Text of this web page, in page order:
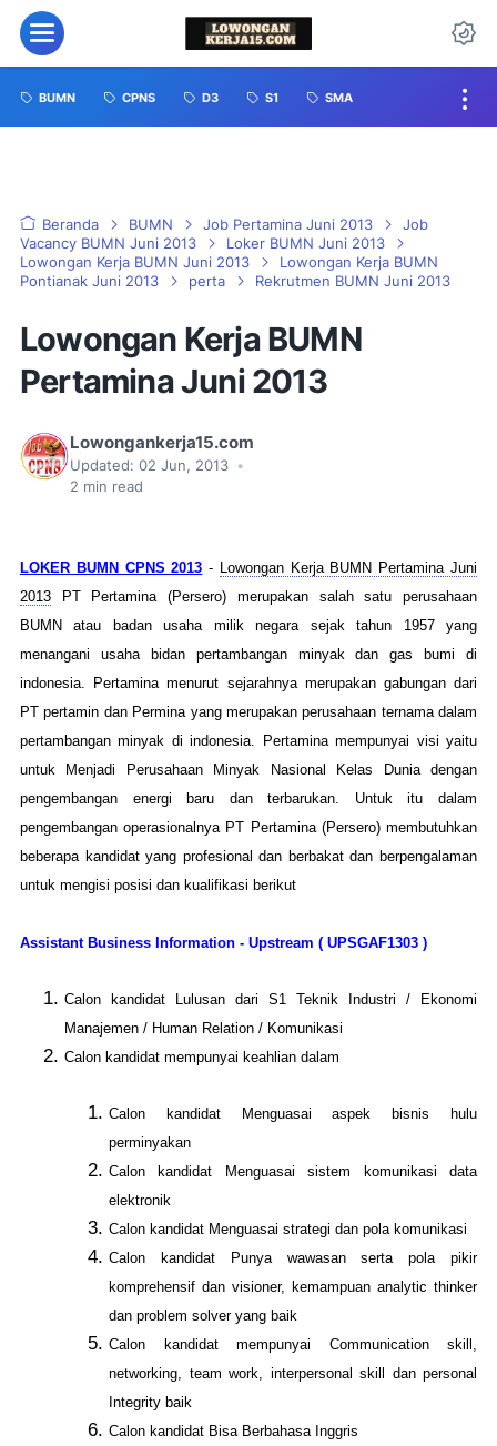
BUMN CPNS D3 S1 SMA
Beranda BUMN Job Pertamina Juni 2013
Job
Vacancy BUMN Juni 2013
Loker BUMN Juni 2013
Lowongan Kerja BUMN Juni 2013
Lowongan Kerja BUMN
Pontianak Juni 2013
perta Rekrutmen BUMN Juni 2013
Lowongan Kerja BUMN
Pertamina Juni 2013
Lowongankerja15.com
Updated: 02 Jun, 2013 •
2 min read
LOKER BUMN CPNS 2013 - Lowongan Kerja BUMN Pertamina Juni
2013 PT Pertamina (Persero) merupakan salah satu perusahaan
BUMN atau badan usaha milik negara sejak tahun 1957 yang
menangani usaha bidan pertambangan minyak dan gas bumi di
indonesia. Pertamina menurut sejarahnya merupakan gabungan dari
PT pertamin dan Permina yang merupakan perusahaan ternama dalam
pertambangan minyak di indonesia. Pertamina mempunyai visi yaitu
untuk Menjadi Perusahaan Minyak Nasional Kelas Dunia dengan
pengembangan energi baru dan terbarukan. Untuk itu dalam
pengembangan operasionalnya PT Pertamina (Persero) membutuhkan
beberapa kandidat yang profesional dan berbakat dan berpengalaman
untuk mengisi posisi dan kualifikasi berikut
Assistant Business Information - Upstream ( UPSGAF1303 )
Calon kandidat Lulusan dari S1 Teknik Industri / Ekonomi
Manajemen / Human Relation / Komunikasi
Calon kandidat mempunyai keahlian dalam
Calon kandidat
Menguasai aspek bisnis hulu
perminyakan
Calon kandidat
Menguasai sistem komunikasi data
elektronik
Calon kandidat Menguasai strategi dan pola komunikasi
Calon kandidat
Punya wawasan serta pola pikir
komprehensif dan visioner, kemampuan analytic thinker
dan problem solver yang baik
Calon kandidat mempunyai Communication skill,
networking, team work, interpersonal skill dan personal
Integrity baik
Calon kandidat Bisa Berbahasa Inggris